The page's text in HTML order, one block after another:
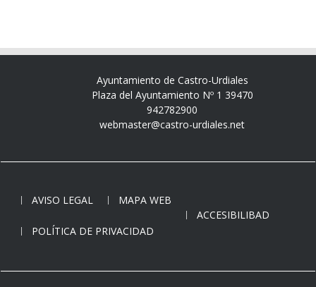
Ayuntamiento de Castro-Urdiales
Plaza del Ayuntamiento Nº 1 39470
942782900
webmaster@castro-urdiales.net
AVISO LEGAL
MAPA WEB
ACCESIBILIBAD
POLÍTICA DE PRIVACIDAD